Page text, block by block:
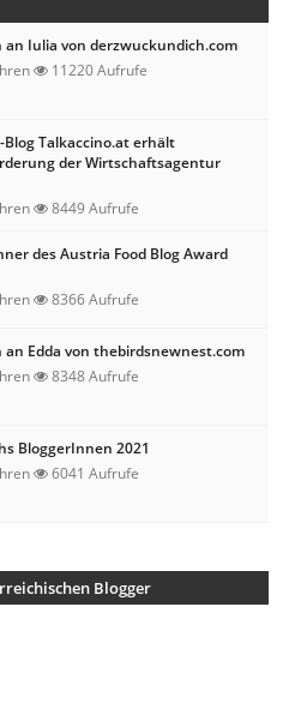
an Iulia von derzwuckundich.com
11220 Aufrufe
Talkaccino.at erhält
der Wirtschaftsagentur
8449 Aufrufe
des Austria Food Blog Award
8366 Aufrufe
an Edda von thebirdsnewnest.com
8348 Aufrufe
BloggerInnen 2021
6041 Aufrufe
Blogger